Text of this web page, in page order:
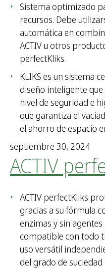
Sistema optimizado
recursos. Debe
automática en
ACTIV u otros
perfectKliks.
KLIKS es un sistema
diseño inteligente
nivel de seguridad e
que garantiza el
el ahorro de espacio
septiembre 30, 2024
ACTIV
ACTIV perfectKliks
gracias a su fórmula
enzimas y sin
compatible con todo
uso versátil
del grado de suciedad